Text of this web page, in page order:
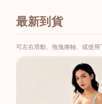
最新到貨
可左右滑動、拖曳捲軸、或使